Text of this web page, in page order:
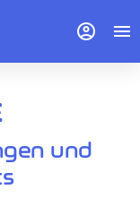
und
account_circle menu